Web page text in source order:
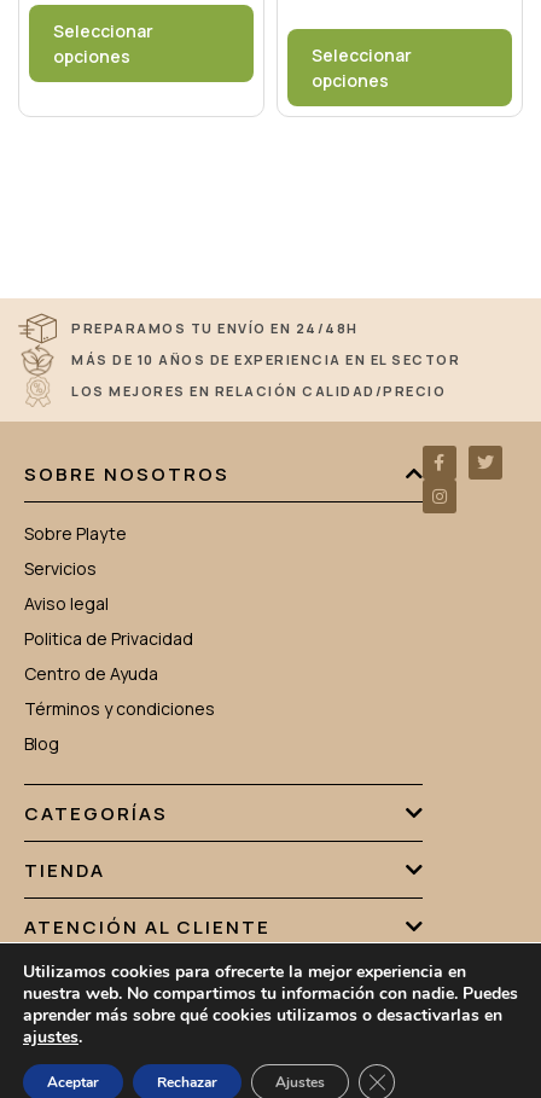
Seleccionar
opciones
Seleccionar
opciones
PREPARAMOS TU ENVÍO EN 24/48H
MÁS DE 10 AÑOS DE EXPERIENCIA EN EL SECTOR
LOS MEJORES EN RELACIÓN CALIDAD/PRECIO
SOBRE NOSOTROS
Sobre Playte
Servicios
Aviso legal
Politica de Privacidad
Centro de Ayuda
Términos y condiciones
Blog
CATEGORÍAS
TIENDA
ATENCIÓN AL CLIENTE
PLAYTE.ES 2026.TODOS LOS DERECHOS RESERVADOS
Utilizamos cookies para ofrecerte la mejor experiencia en
nuestra web. No compartimos tu información con nadie. Puedes
aprender más sobre qué cookies utilizamos o desactivarlas en
ajustes.
Aceptar Rechazar Ajustes Cerrar el banner de